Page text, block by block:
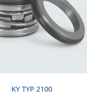
KY TYP 2100